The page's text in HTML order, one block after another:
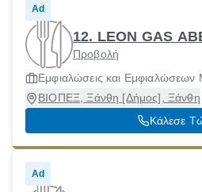
Ad
12. LEON GAS
Προβολή
Εμφιαλώσεις και Εμφιαλώσεων
ΒΙΟΠΕΞ, Ξάνθη [Δήμος], Ξάνθη
Κάλεσε
Ad